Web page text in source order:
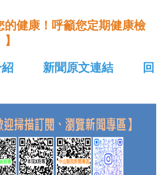
的健康！呼籲您定期健康檢
新聞原文連結
回